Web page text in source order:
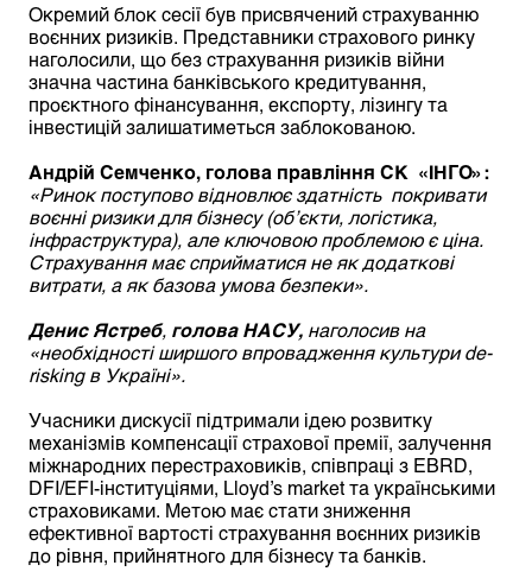
Окремий блок сесії був присвячений страхуванню
воєнних ризиків. Представники страхового ринку
наголосили, що без страхування ризиків війни
значна частина банківського кредитування,
проєктного фінансування, експорту, лізингу та
інвестицій залишатиметься заблокованою.
Андрій Семченко, голова правління СК «ІНГО»:
«Ринок поступово відновлює здатність покривати
воєнні ризики для бізнесу (об’єкти, логістика,
інфраструктура), але ключовою проблемою є ціна.
Страхування має сприйматися не як додаткові
витрати, а як базова умова безпеки».
Денис Ястреб, голова НАСУ, наголосивна
«необхідності ширшого впровадження культури de-
risking в Україні».
Учасники дискусії підтримали ідею розвитку
механізмів компенсації страхової премії, залучення
міжнародних перестраховиків, співпраці з EBRD,
DFI/EFI-інституціями, Lloyd’s market та українськими
страховиками. Метою має стати зниження
ефективної вартості страхування воєнних ризиків
до рівня, прийнятного для бізнесу та банків.